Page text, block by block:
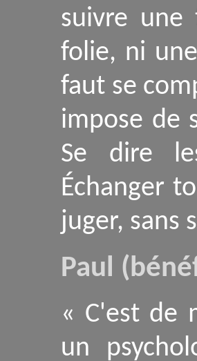
suivre
folie, ni
faut se
impose de
Se dire
Échanger
juger, sans
Paul
« C'est de
un